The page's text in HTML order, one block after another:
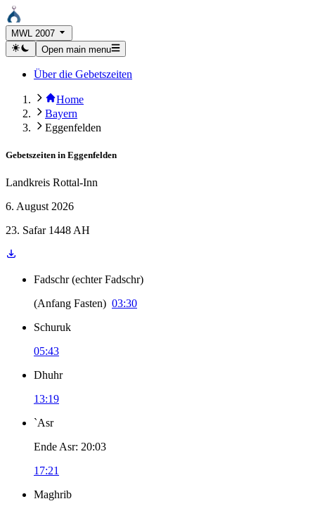
MWL 2007
Open main menu
Über die Gebetszeiten
Home
Bayern
Eggenfelden
Gebetszeiten in Eggenfelden
Landkreis Rottal-Inn
6. August 2026
23. Safar 1448 AH
Fadschr (echter Fadschr)
(Anfang Fasten) 03:30
Schuruk
05:43
Dhuhr
13:19
`Asr
Ende Asr: 20:03
17:21
Maghrib